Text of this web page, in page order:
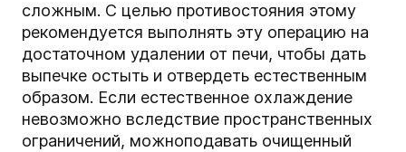
сложным. С целью противостояния этому
рекомендуется выполнять эту операцию на
достаточном удалении от печи, чтобы дать
выпечке остыть и отвердеть естественным
образом. Если естественное охлаждение
невозможно вследствие пространственных
ограничений, можноподавать очищенный